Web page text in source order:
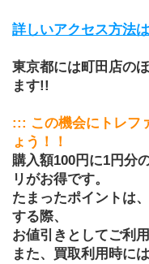
詳しいアクセス方法
東京都には町田店の
ます!!
::: この機会にトレフ
ょう！！
購入額100円に1円分
リがお得です。
たまったポイントは
する際、
お値引きとしてご利
また、買取利用時に